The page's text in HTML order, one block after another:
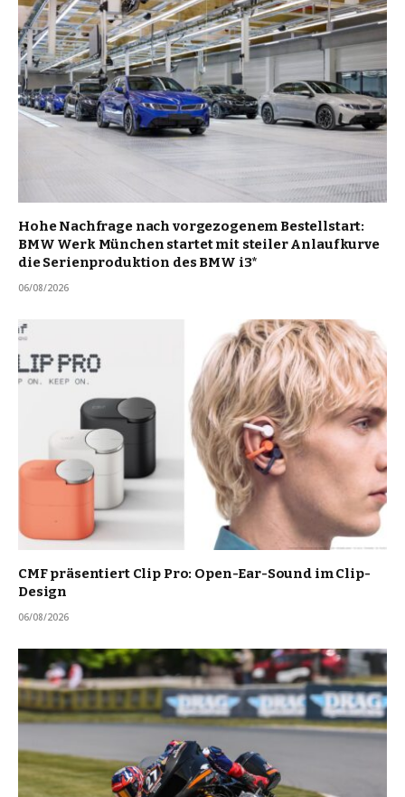
Hohe Nachfrage nach vorgezogenem Bestellstart:
BMW Werk München startet mit steiler Anlaufkurve
die Serienproduktion des BMW i3*
06/08/2026
CMF präsentiert Clip Pro: Open-Ear-Sound im Clip-
Design
06/08/2026